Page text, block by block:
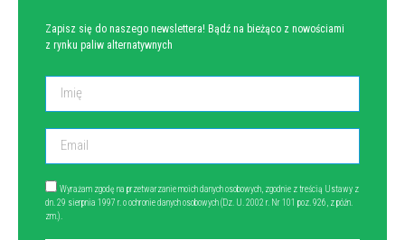
Zapisz się do naszego newslettera! Bądź na bieżąco z nowościami
z rynku paliw alternatywnych
Wyrażam zgodę na przetwarzanie moich danych osobowych, zgodnie z treścią Ustawy z
dn. 29 sierpnia 1997 r. o ochronie danych osobowych (Dz. U. 2002 r. Nr 101 poz. 926, z późn.
zm.).